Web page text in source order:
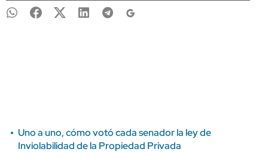
Uno a uno, cómo votó cada senador la ley de
Inviolabilidad de la Propiedad Privada